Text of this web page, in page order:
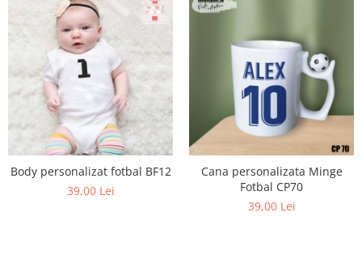
Body personalizat fotbal BF12
39,00 Lei
Cana personalizata Minge
Fotbal CP70
39,00 Lei